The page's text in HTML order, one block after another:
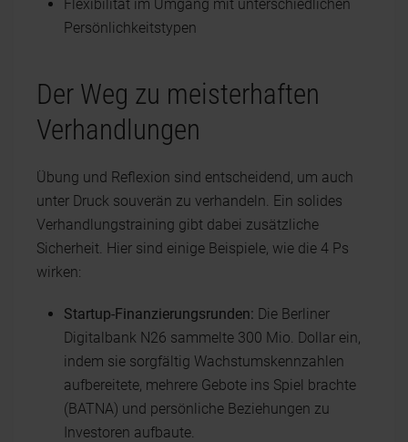
Flexibilität im Umgang mit unterschiedlichen
Persönlichkeitstypen
Der Weg zu meisterhaften
Verhandlungen
Übung und Reflexion sind entscheidend, um auch
unter Druck souverän zu verhandeln. Ein solides
Verhandlungstraining gibt dabei zusätzliche
Sicherheit. Hier sind einige Beispiele, wie die 4 Ps
wirken:
Startup-Finanzierungsrunden: Die Berliner
Digitalbank N26 sammelte 300 Mio. Dollar ein,
indem sie sorgfältig Wachstumskennzahlen
aufbereitete, mehrere Gebote ins Spiel brachte
(BATNA) und persönliche Beziehungen zu
Investoren aufbaute.